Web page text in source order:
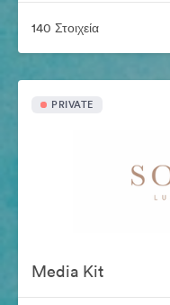
140 Στοιχεία
PRIVATE
Media Kit